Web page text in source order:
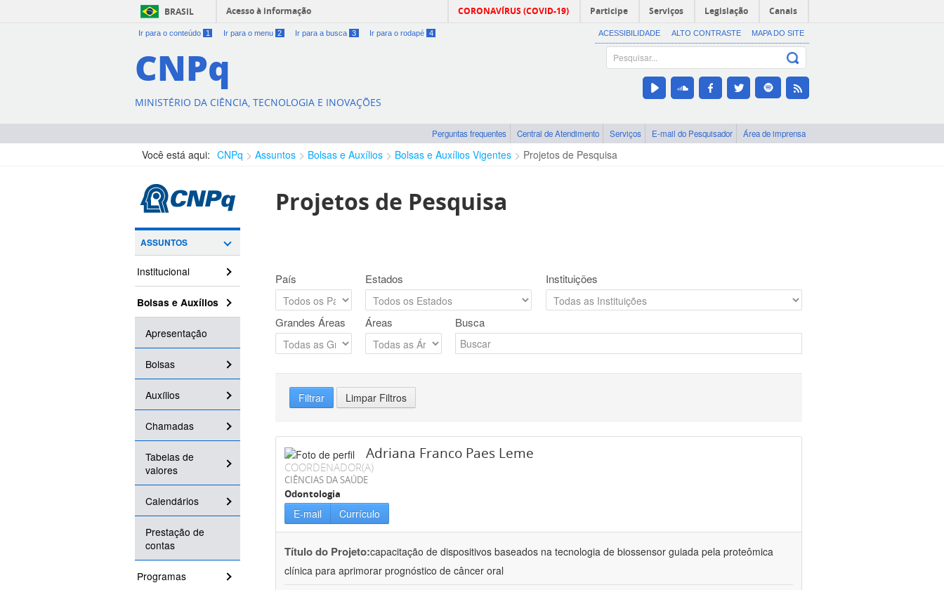
BRASIL Acesso à informação CORONAVÍRUS (COVID-19) Participe Serviços Legislação Canais
Ir para o conteúdo 1 Ir para o menu 2 Ir para a busca 3 Ir para o rodapé 4 ACESSIBILIDADE ALTO CONTRASTE MAPA DO SITE
CNPq
MINISTÉRIO DA CIÊNCIA, TECNOLOGIA E INOVAÇÕES
Perguntas frequentes Central de Atendimento Serviços E-mail do Pesquisador Área de imprensa
Você está aqui: CNPq Assuntos Bolsas e Auxílios Bolsas e Auxílios Vigentes Projetos de Pesquisa
ASSUNTOS
Institucional
Bolsas e Auxílios
Apresentação
Bolsas
Auxílios
Chamadas
Tabelas de
valores
Calendários
Prestação de
contas
Programas
Projetos de Pesquisa
País Estados Instituições
Grandes Áreas Áreas Busca
Filtrar Limpar Filtros
Adriana Franco Paes Leme
COORDENADOR(A)
CIÊNCIAS DA SAÚDE
Odontologia
E-mail Currículo
Título do Projeto:capacitação de dispositivos baseados na tecnologia de biossensor guiada pela proteômica
clínica para aprimorar prognóstico de câncer oral